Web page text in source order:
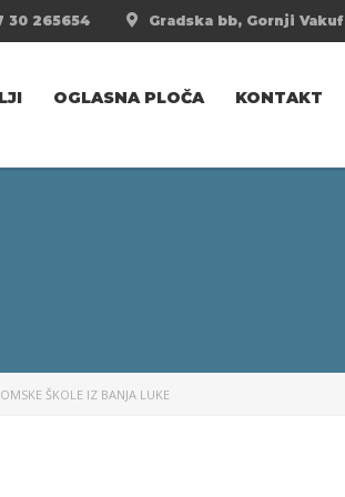
Gradska bb, Gornji Vakuf
30 265654
OGLASNA PLOČA KONTAKT
ŠKOLE IZ BANJA LUKE